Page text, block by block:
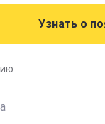
Узнать о